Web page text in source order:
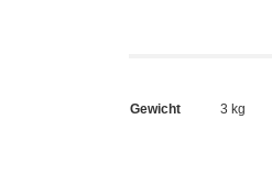
Gewicht 3 kg